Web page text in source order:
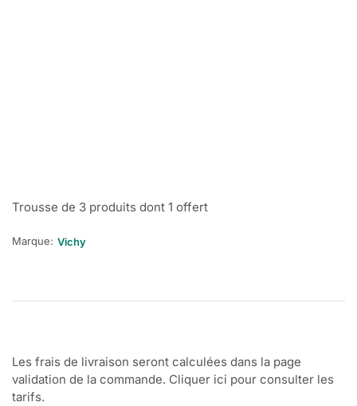
Trousse de 3 produits dont 1 offert
Marque: Vichy
Les frais de livraison seront calculées dans la page
validation de la commande. Cliquer ici pour consulter les
tarifs.